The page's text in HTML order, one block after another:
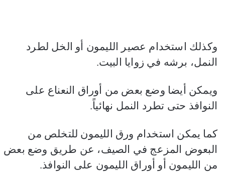
وكذلك استخدام عصير الليمون أو الخل لطرد
النمل، برشه في زوايا البيت.
ويمكن أيضا وضع بعض من أوراق النعناع على
النوافذ حتى تطرد النمل نهائياً.
كما يمكن استخدام ورق الليمون للتخلص من
البعوض المزعج في الصيف، عن طريق وضع بعض
من الليمون أو أوراق الليمون على النوافذ.